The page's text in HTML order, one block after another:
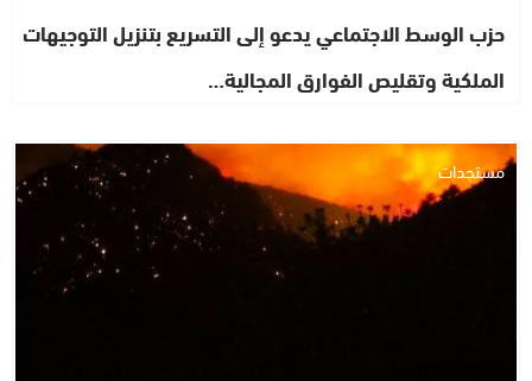
حزب الوسط الاجتماعي يدعو إلى التسريع بتنزيل التوجيهات
الملكية وتقليص الفوارق المجالية…
مستجدات